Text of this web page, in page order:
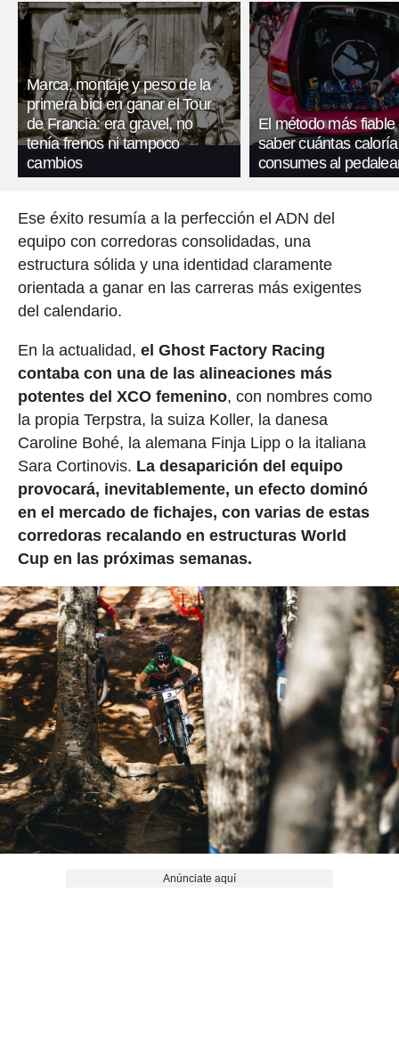
Marca, montaje y peso de la
primera bici en ganar el Tour
de Francia: era gravel, no
tenía frenos ni tampoco
cambios
El método más fiable
saber cuántas
consumes al
Ese éxito resumía a la perfección el ADN del
equipo con corredoras consolidadas, una
estructura sólida y una identidad claramente
orientada a ganar en las carreras más exigentes
del calendario.
En la actualidad, el Ghost Factory Racing
contaba con una de las alineaciones más
potentes del XCO femenino, con nombres como
la propia Terpstra, la suiza Koller, la danesa
Caroline Bohé, la alemana Finja Lipp o la italiana
Sara Cortinovis. La desaparición del equipo
provocará, inevitablemente, un efecto dominó
en el mercado de fichajes, con varias de estas
corredoras recalando en estructuras World
Cup en las próximas semanas.
Anúnciate aquí